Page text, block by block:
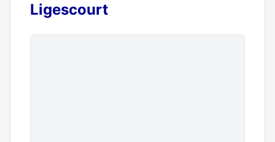
Ligescourt